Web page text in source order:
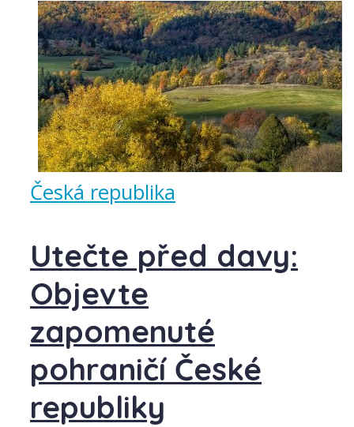
Česká republika
Utečte před davy:
Objevte
zapomenuté
pohraničí České
republiky